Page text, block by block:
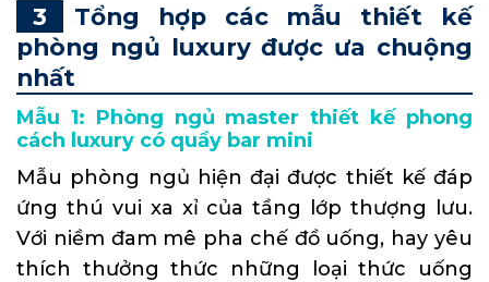
Tổng hợp các mẫu thiết kế
phòng ngủ luxury được ưa chuộng
nhất
Mẫu 1: Phòng ngủ master thiết kế phong
cách luxury có quầy bar mini
Mẫu phòng ngủ hiện đại được thiết kế đáp
ứng thú vui xa xỉ của tầng lớp thượng lưu.
Với niềm đam mê pha chế đồ uống, hay yêu
thích thưởng thức những loại thức uống